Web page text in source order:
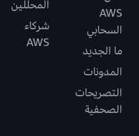
AWS
السحابي
ما الجديد
المدونات
التصريحات
الصحفية
المحللين
شركاء
AWS